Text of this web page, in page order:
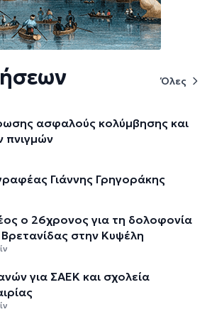
Όλες
ασφαλούς κολύμβησης και
πνιγμών
Γιάννης Γρηγοράκης
ο 26χρονος για τη δολοφονία
στην Κυψέλη
για ΣΑΕΚ και σχολεία